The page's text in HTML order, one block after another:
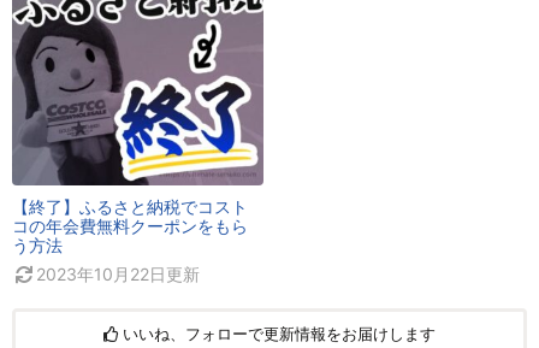
【終了】ふるさと納税でコスト
コの年会費無料クーポンをもら
う方法
2023年10月22日更新
いいね、フォローで更新情報をお届けします